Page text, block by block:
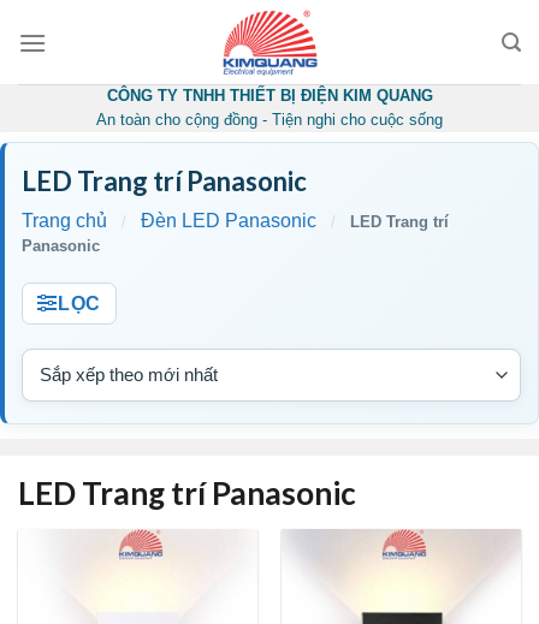
CÔNG TY TNHH THIẾT BỊ ĐIỆN KIM QUANG
An toàn cho cộng đồng - Tiện nghi cho cuộc sống
LED Trang trí Panasonic
Trang chủ / Đèn LED Panasonic /
LED Trang trí
Panasonic
LỌC
LED Trang trí Panasonic